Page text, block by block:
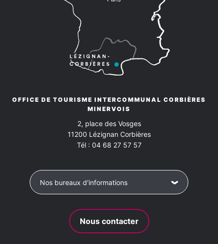
OFFICE DE TOURISME INTERCOMMUNAL CORBIÈRES
MINERVOIS
2, place des Vosges
11200 Lézignan Corbières
Tél : 04 68 27 57 57
Nos bureaux d'informations
Nous contacter